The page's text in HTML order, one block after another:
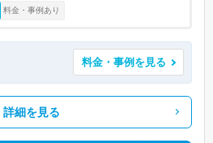
料金・事例あり
料金・事例を見る
詳細を見る